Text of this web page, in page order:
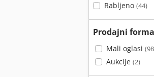
Rabljeno (44)
Prodajni
Mali oglasi
Aukcije (2)